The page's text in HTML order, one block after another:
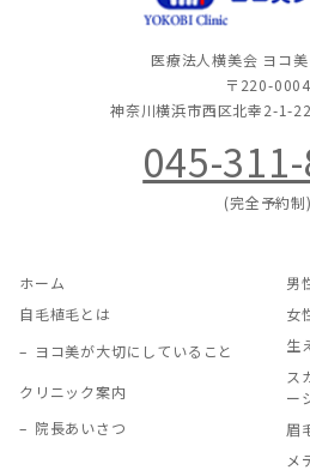
医療法人横美会 ヨコ
〒220-0004
神奈川横浜市西区北幸2-1-22
045-
(完全予約制)
ホーム
自毛植毛とは
ヨコ美が大切にしていること
クリニック案内
院長あいさつ
男
女
生
ス
ー
眉
メ